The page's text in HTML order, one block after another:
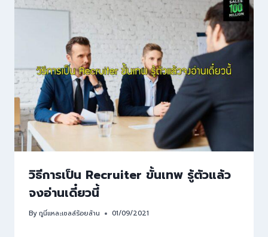
วิธีการเป็น Recruiter ขั้นเทพ รู้ตัวแล้ว
จงอ่านเดี๋ยวนี้
Byกูนี่แหละเซลล์ร้อยล้าน 01/09/2021